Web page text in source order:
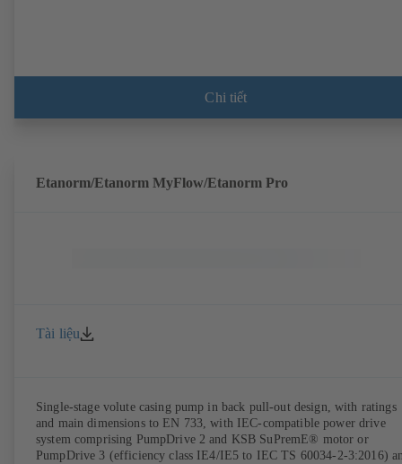
Chi tiết
Etanorm/Etanorm MyFlow/Etanorm Pro
Tài liệu
Single-stage volute casing pump in back pull-out design, with ratings
and main dimensions to EN 733, with IEC-compatible power drive
system comprising PumpDrive 2 and KSB SuPremE® motor or
PumpDrive 3 (efficiency class IE4/IE5 to IEC TS 60034-2-3:2016)